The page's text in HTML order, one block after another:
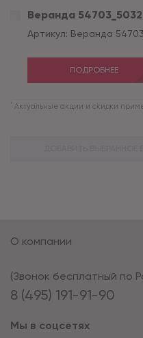
Веранда
Артикул: Веранда
ПОДРОБНЕЕ
* Актуальные акции и скидки
8 (495) 191-91-90
(Звонок бесплатный по
Мы в соцсетях
О компании